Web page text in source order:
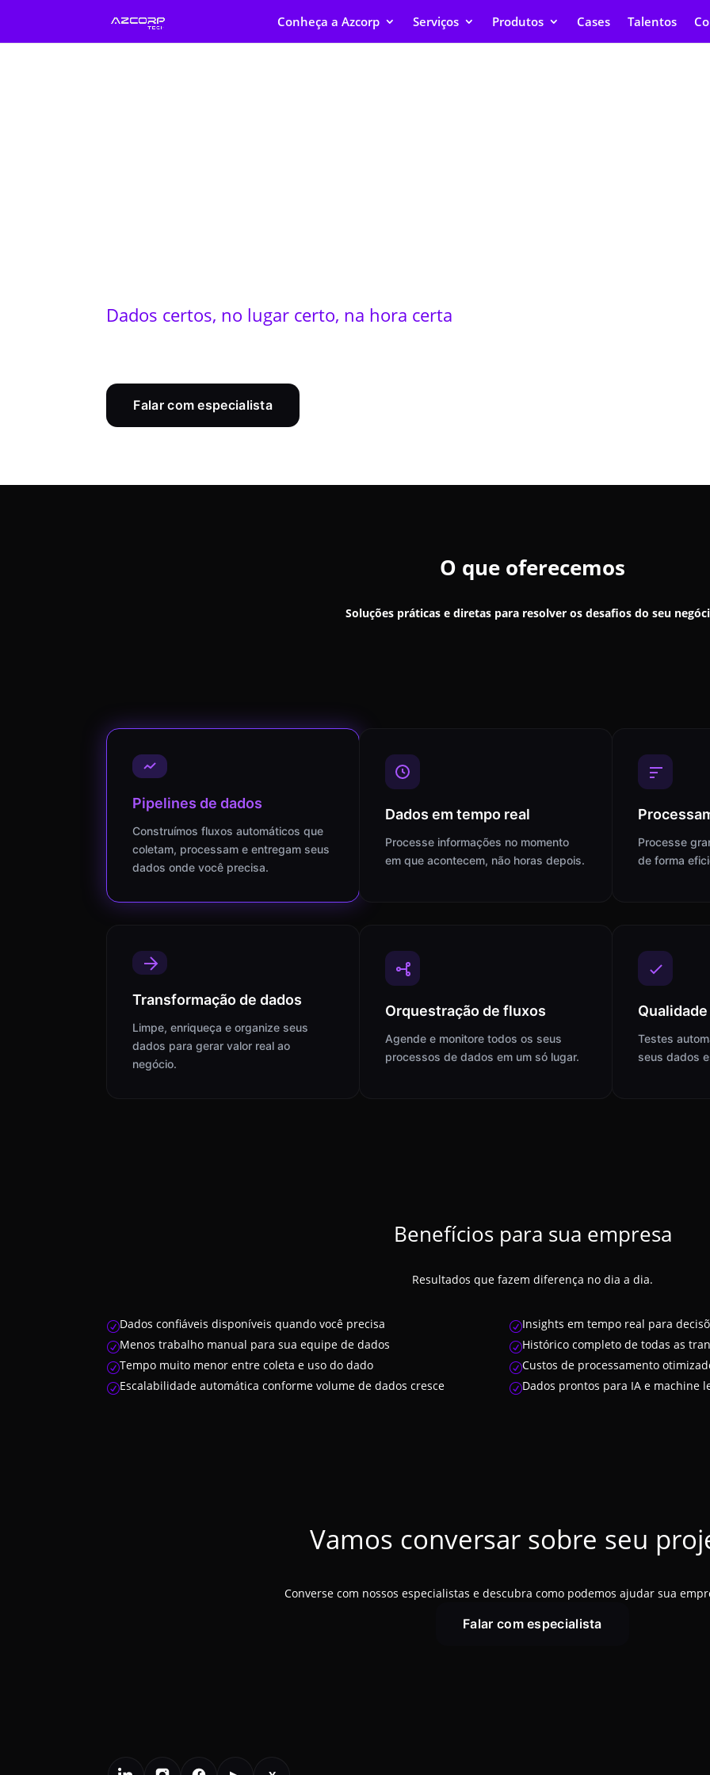
Conheça a Azcorp Serviços Produtos Cases Talentos
Dados certos, no lugar certo, na hora certa
Falar com especialista
O que oferecemos
Soluções práticas e diretas para resolver os desafios do seu
Pipelines de dados
Construímos fluxos automáticos que
coletam, processam e entregam seus
dados onde você precisa.
Dados em tempo real
Processe informações no momento
em que acontecem, não horas depois.
Processe
de forma
Transformação de dados
Limpe, enriqueça e organize seus
dados para gerar valor real ao
negócio.
Orquestração de fluxos
Agende e monitore todos os seus
processos de dados em um só lugar.
Testes
seus dados
Benefícios para sua empresa
Resultados que fazem diferença no dia a dia.
RDados confiáveis disponíveis quando você precisa
RMenos trabalho manual para sua equipe de dados
RTempo muito menor entre coleta e uso do dado
REscalabilidade automática conforme volume de dados cresce
RInsights em tempo real para
RHistórico completo de todas as
RCustos de processamento
RDados prontos para IA e machine
Vamos conversar sobre seu
Converse com nossos especialistas e descubra como podemos ajudar sua
Falar com especialista